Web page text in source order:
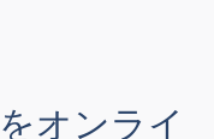
オンライ